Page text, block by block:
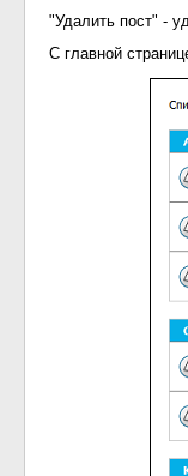
"Удалить пост" -
С главной